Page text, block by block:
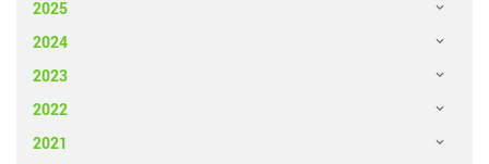
2025
2024
2023
2022
2021